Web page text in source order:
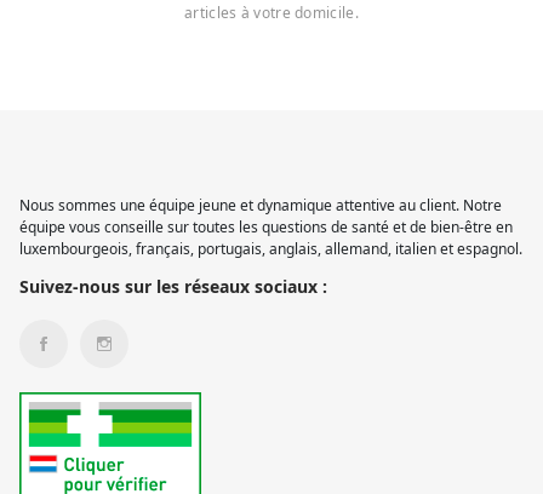
articles à votre domicile.
Nous sommes une équipe jeune et dynamique attentive au client. Notre
équipe vous conseille sur toutes les questions de santé et de bien-être en
luxembourgeois, français, portugais, anglais, allemand, italien et espagnol.
Suivez-nous sur les réseaux sociaux :